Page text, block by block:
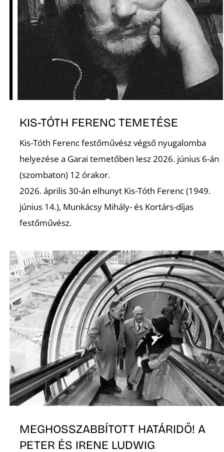
KIS-TÓTH FERENC TEMETÉSE
Kis-Tóth Ferenc festőművész végső nyugalomba
helyezése a Garai temetőben lesz 2026. június 6-án
(szombaton) 12 órakor.
2026. április 30-án elhunyt Kis-Tóth Ferenc (1949.
június 14.), Munkácsy Mihály- és Kortárs-díjas
festőművész.
MEGHOSSZABBÍTOTT HATÁRIDŐ! A
PETER ÉS IRENE LUDWIG